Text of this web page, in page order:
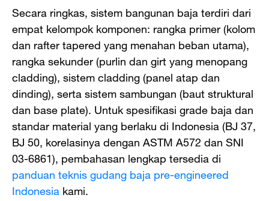
Secara ringkas, sistem bangunan baja terdiri dari
empat kelompok komponen: rangka primer (kolom
dan rafter tapered yang menahan beban utama),
rangka sekunder (purlin dan girt yang menopang
cladding), sistem cladding (panel atap dan
dinding), serta sistem sambungan (baut struktural
dan base plate). Untuk spesifikasi grade baja dan
standar material yang berlaku di Indonesia (BJ 37,
BJ 50, korelasinya dengan ASTM A572 dan SNI
03-6861), pembahasan lengkap tersedia di
panduan teknis gudang baja pre-engineered
Indonesiakami.